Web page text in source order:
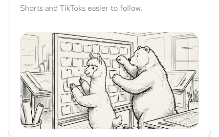
Shorts and TikToks easier to follow.